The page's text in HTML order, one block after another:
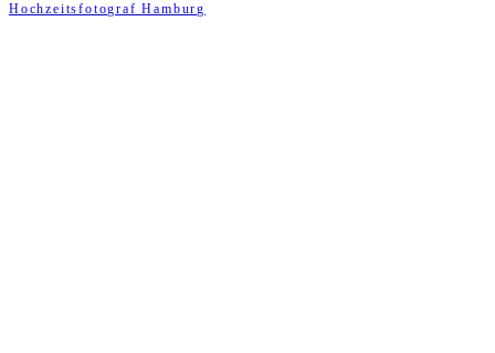
Hochzeitsfotograf Hamburg